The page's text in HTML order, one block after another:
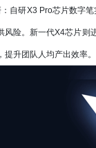
研X3 Pro芯片数字笔
风险。新一代X4芯片则
升团队人均产出效率。